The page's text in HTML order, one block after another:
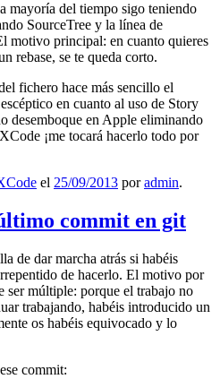
mayoría del tiempo sigo teniendo
SourceTree y la línea de
motivo principal: en cuanto quieres
rebase, se te queda corto.
fichero hace más sencillo el
en cuanto al uso de Story
desemboque en Apple eliminando
¡me tocará hacerlo todo por
el 25/09/2013 poradmin.
commit en git
de dar marcha atrás si habéis
de hacerlo. El motivo por
ser múltiple: porque el trabajo no
trabajando, habéis introducido un
os habéis equivocado y lo
commit: